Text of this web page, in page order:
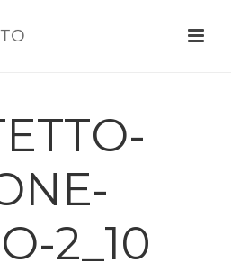
2_10